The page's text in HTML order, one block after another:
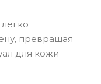
превращая
для кожи